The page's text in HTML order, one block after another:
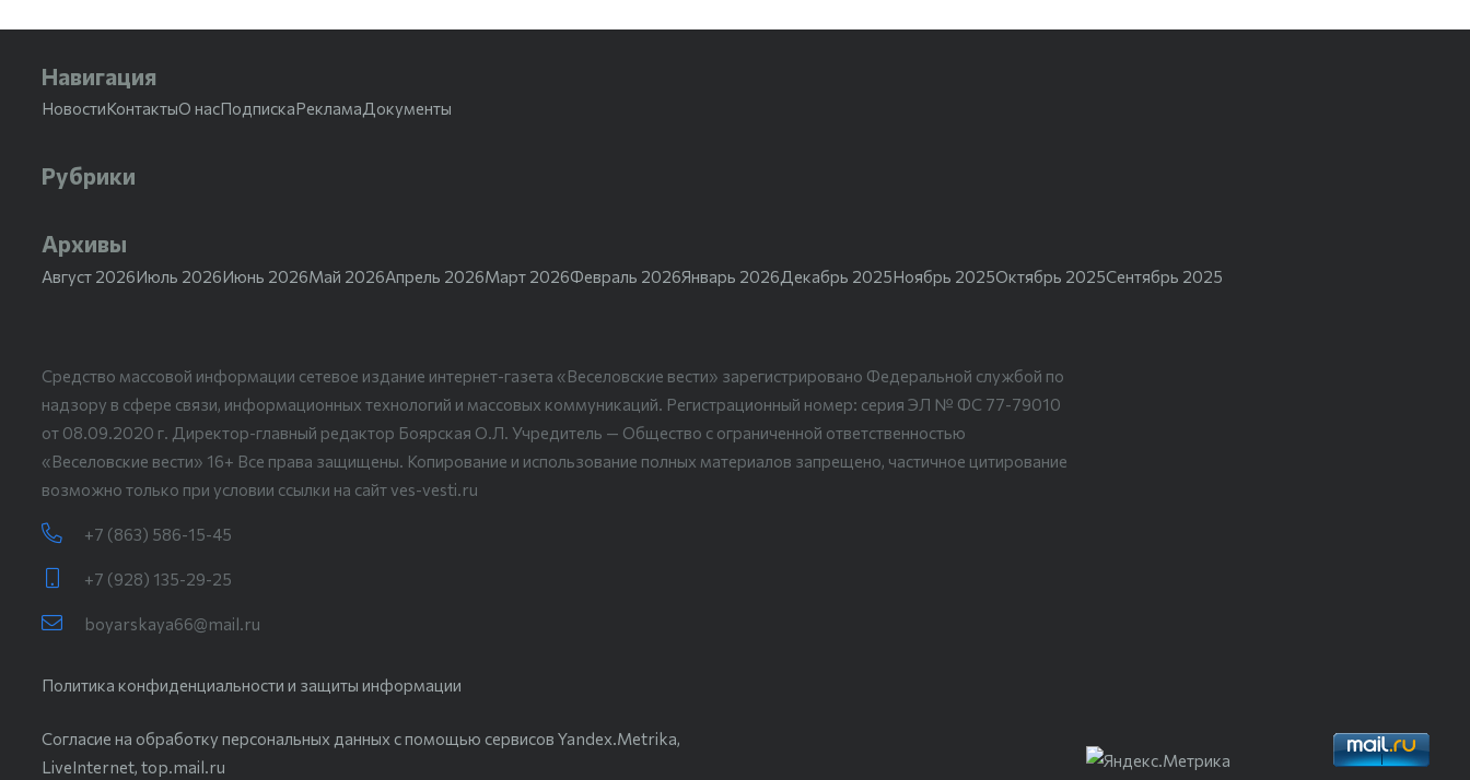
Навигация
НовостиКонтактыО насПодпискаРекламаДокументы
Рубрики
Архивы
Август 2026Июль 2026Июнь 2026Май 2026Апрель 2026Март 2026Февраль 2026Январь 2026 Декабрь 2025Ноябрь 2025Октябрь 2025Сентябрь 2025
Средство массовой информации сетевое издание интернет-газета «Веселовские вести» зарегистрировано Федеральной службой по
надзору в сфере связи, информационных технологий и массовых коммуникаций. Регистрационный номер: серия ЭЛ № ФС 77-79010
от 08.09.2020 г. Директор-главный редактор Боярская О.Л. Учредитель — Общество с ограниченной ответственностью
«Веселовские вести» 16+ Все права защищены. Копирование и использование полных материалов запрещено, частичное цитирование
возможно только при условии ссылки на сайт ves-vesti.ru
+7 (863) 586-15-45
+7 (928) 135-29-25
boyarskaya66@mail.ru
Политика конфиденциальности и защиты информации
Согласие на обработку персональных данных с помощью сервисов Yandex.Metrika,
LiveInternet, top.mail.ru